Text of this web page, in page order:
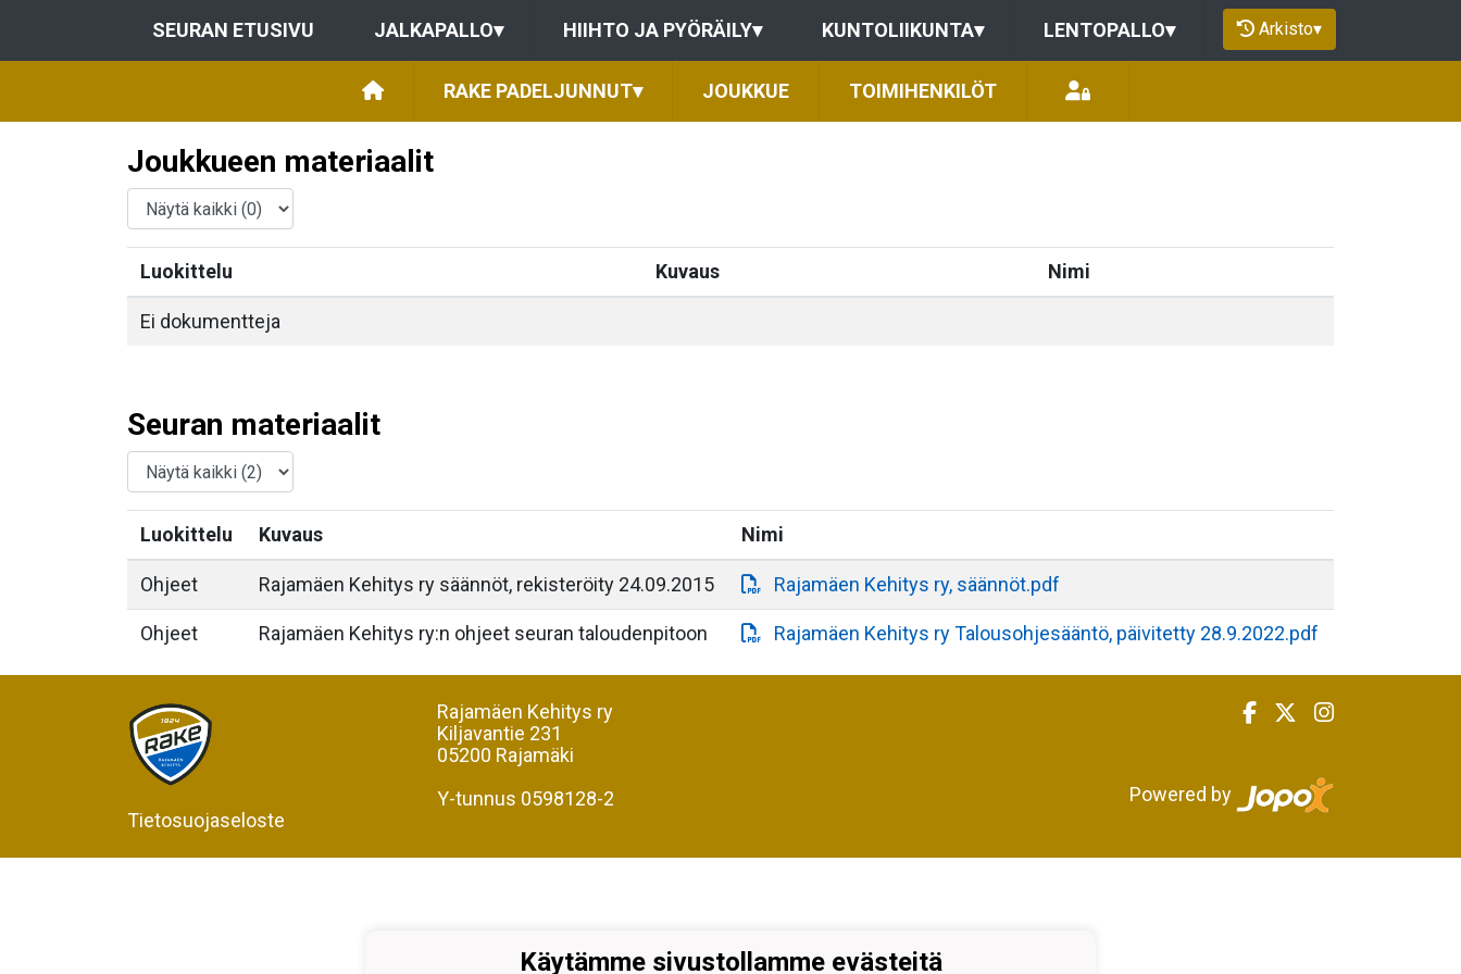
SEURAN ETUSIVU JALKAPALLO▾ HIIHTO JA PYÖRÄILY▾ KUNTOLIIKUNTA▾ LENTOPALLO▾ Arkisto▾
RAKE PADELJUNNUT▾ JOUKKUE TOIMIHENKILÖT
Joukkueen materiaalit
Luokittelu Kuvaus Nimi
Ei dokumentteja
Seuran materiaalit
Luokittelu Kuvaus Nimi
Ohjeet Rajamäen Kehitys ry säännöt, rekisteröity 24.09.2015 Rajamäen Kehitys ry, säännöt.pdf
Ohjeet Rajamäen Kehitys ry:n ohjeet seuran taloudenpitoon Rajamäen Kehitys ry Talousohjesääntö, päivitetty 28.9.2022.pdf
Tietosuojaseloste
Rajamäen Kehitys ry
Kiljavantie 231
05200 Rajamäki
Y-tunnus 0598128-2
Powered by
Käytämme sivustollamme evästeitä